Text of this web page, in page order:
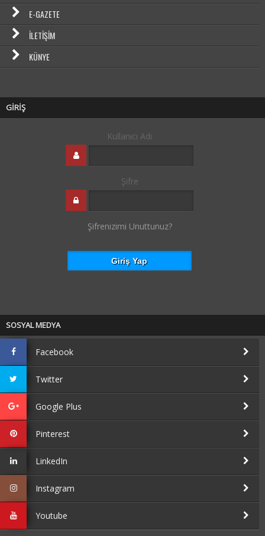
E-GAZETE
İLETIŞIM
KÜNYE
GİRİŞ
Kullanıcı Adı
Şifre
Şifrenizimi Unuttunuz?
SOSYAL MEDYA
Facebook
Twitter
Google Plus
Pinterest
LinkedIn
Instagram
Youtube